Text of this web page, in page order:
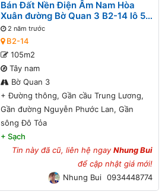
Bán Đất Nền Điện Âm Nam Hòa
Xuân đường Bờ Quan 3 B2-14 lô 5x
- Đường thông, Gần cầu Trung
Lương, Gần đường Nguyễn Phước
Lan, Gần sông Đô Tỏa
2 năm trước
B2-14
105m2
Tây nam
Bờ Quan 3
+Đường thông, Gần cầu Trung Lương,
Gần đường Nguyễn Phước Lan, Gần
sông Đô Tỏa
+ Sạch
Tin này đã cũ, liên hệ ngayNhung Bui
để cập nhật giá mới!
Nhung Bui 0934448774